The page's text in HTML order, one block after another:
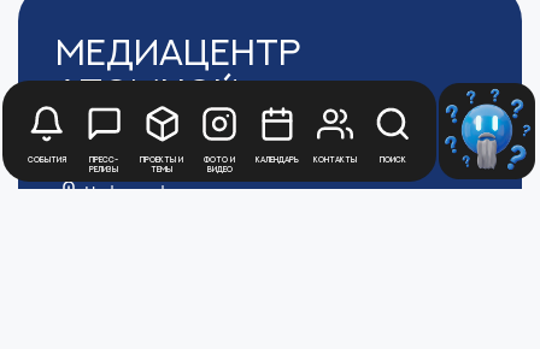
События
Пресс-
релизы
Проекты и
темы
Фото и
видео
Календарь Контакты Поиск
Медиацентр
Атомной
Промышленности
Цифры и факты